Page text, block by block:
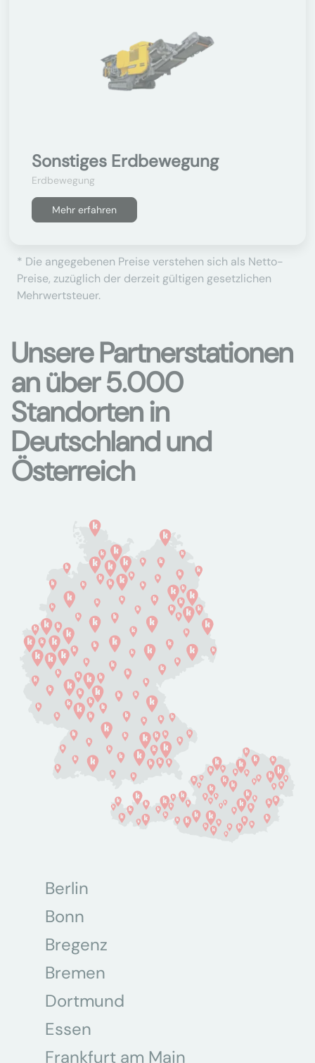
Sonstiges Erdbewegung
Erdbewegung
Mehr erfahren
* Die angegebenen Preise verstehen sich als Netto-
Preise, zuzüglich der derzeit gültigen gesetzlichen
Mehrwertsteuer.
Unsere Partnerstationen
an über 5.000
Standorten in
Deutschland und
Österreich
Berlin
Bonn
Bregenz
Bremen
Dortmund
Essen
Frankfurt am Main